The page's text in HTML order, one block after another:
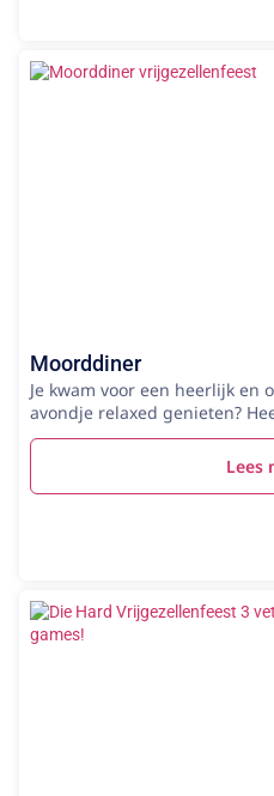
Moorddiner
Je kwam voor een heerlijk en
avondje relaxed genieten?
Lees